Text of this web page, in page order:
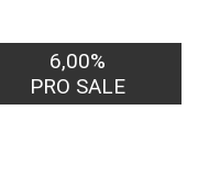
6,00%
PRO SALE